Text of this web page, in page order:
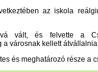
az iskola
vált, és felvette a
a városnak kellett
és meghatározó része a